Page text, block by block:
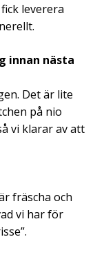
leverera
innan nästa
Det är lite
på nio
vi klarar av att
fräscha och
vi har för